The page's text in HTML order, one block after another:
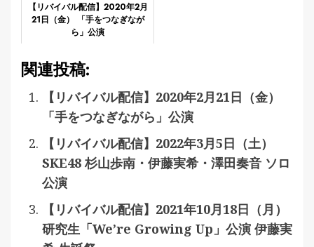
【リバイバル配信】2020年2月
21日（金） 「手をつなぎなが
ら」公演
関連投稿:
【リバイバル配信】2020年2月21日（金）
「手をつなぎながら」公演
【リバイバル配信】2022年3月5日（土）
SKE48 杉山歩南・伊藤実希・澤田奏音 ソロ
公演
【リバイバル配信】2021年10月18日（月）
研究生「We’re Growing Up」公演 伊藤実